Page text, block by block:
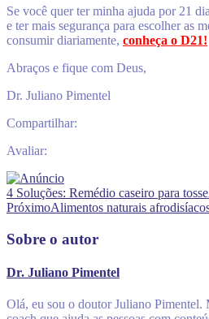
Se você quer ter minha ajuda por 21
e ter mais segurança para escolher as
consumir diariamente, conheça o D21!
Abraços e fique com Deus,
Dr. Juliano Pimentel
Compartilhar:
Avaliar:
4 Soluções: Remédio caseiro para tosse
PróximoAlimentos naturais
Sobre o autor
Dr. Juliano Pimentel
Olá, eu sou o doutor Juliano Pimentel.